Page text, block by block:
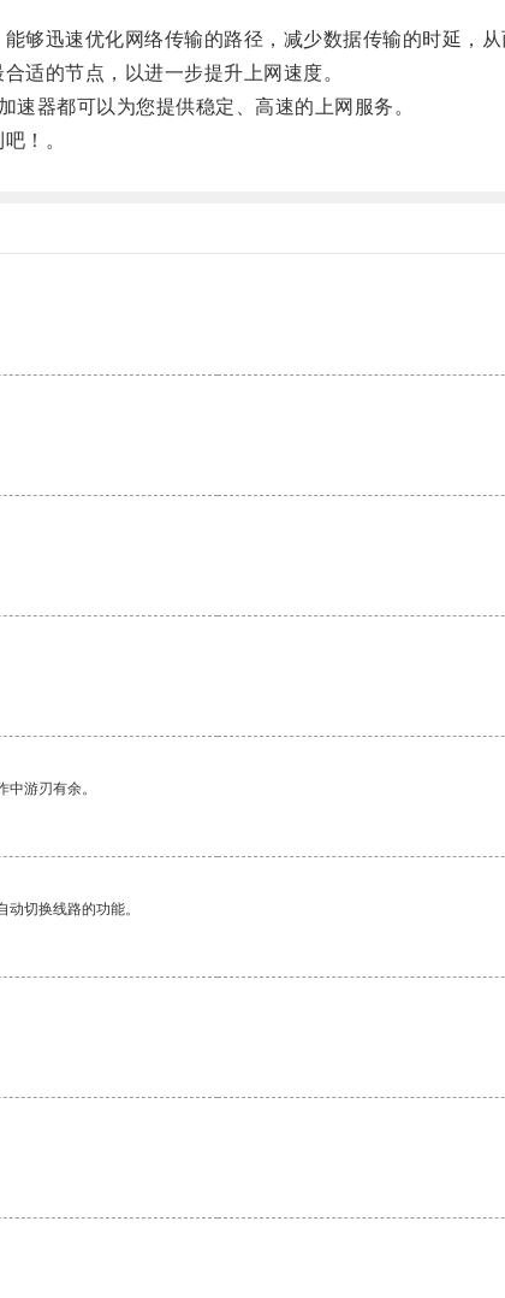
迅速优化网络传输的路径，减少数据传输的时延，从
的节点，以进一步提升上网速度。
器都可以为您提供稳定、高速的上网服务。
！。
游刃有余。
切换线路的功能。